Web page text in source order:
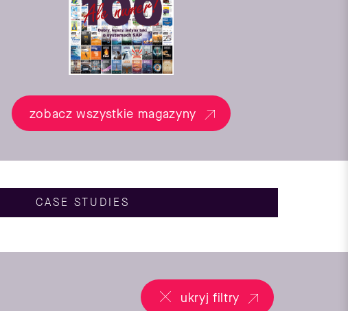
zobacz wszystkie magazyny
CASE STUDIES
ukryj filtry